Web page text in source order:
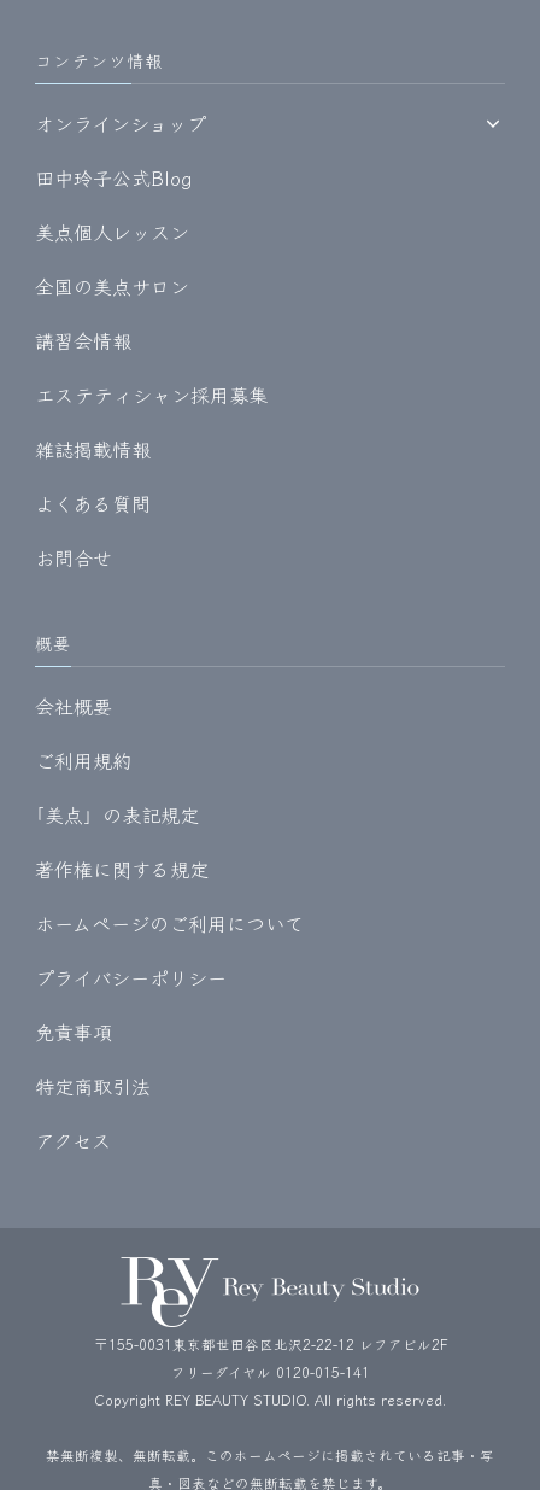
コンテンツ情報
オンラインショップ
田中玲子公式Blog
美点個人レッスン
全国の美点サロン
講習会情報
エステティシャン採用募集
雑誌掲載情報
よくある質問
お問合せ
概要
会社概要
ご利用規約
｢美点」の表記規定
著作権に関する規定
ホームページのご利用について
プライバシーポリシー
免責事項
特定商取引法
アクセス
〒155-0031東京都世田谷区北沢2-22-12 レフアビル2F
フリーダイヤル 0120-015-141
Copyright REY BEAUTY STUDIO. All rights reserved.
禁無断複製、無断転載。このホームページに掲載されている記事・写
真・図表などの無断転載を禁じます。